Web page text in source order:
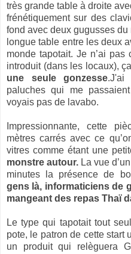
très grande table à droite
frénétiquement sur des
fond avec deux gugusses
longue table entre les deux
monde tapotait. Je n’ai pas
introduit (dans les locaux),
une seule gonzesse.J'ai
paluches qui me
voyais pas de lavabo.
Impressionnante, cette
mètres carrés avec ce
vitres comme étant une
monstre autour. La vue
minutes la présence de
gens là, informaticiens de
mangeant des repas Thaï
Le type qui tapotait tout
pote, le patron de cette start
un produit qui relèguera